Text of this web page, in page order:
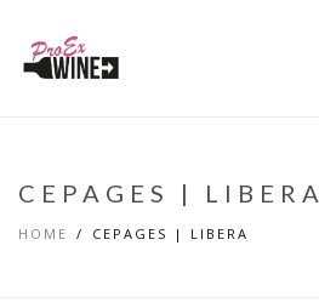
CEPAGES | LIBERA
HOME CEPAGES | LIBERA